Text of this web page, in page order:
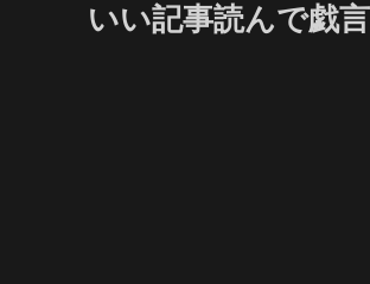
いい記事読んで戯言